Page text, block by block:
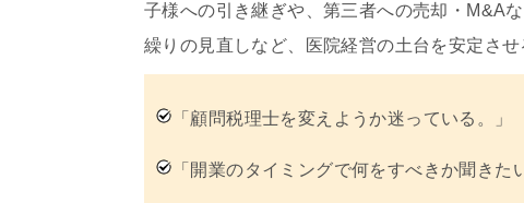
子様への引き継ぎや、第三者への売却・M&A
繰りの見直しなど、医院経営の土台を安定さ
「顧問税理士を変えようか迷っている。」
「開業のタイミングで何をすべきか聞きた